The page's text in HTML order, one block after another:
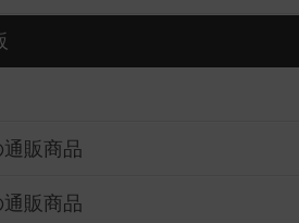
販商品
販商品